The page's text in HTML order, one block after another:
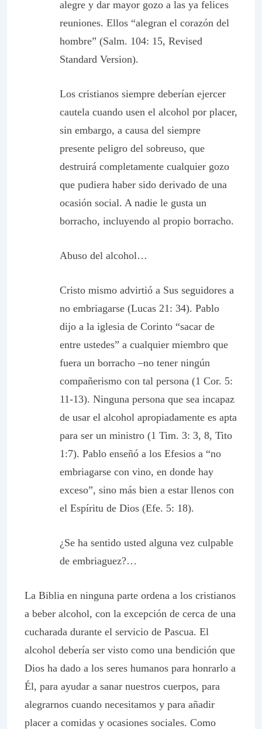
alegre y dar mayor gozo a las ya felices
reuniones. Ellos “alegran el corazón del
hombre” (Salm. 104: 15, Revised
Standard Version).
Los cristianos siempre deberían ejercer
cautela cuando usen el alcohol por placer,
sin embargo, a causa del siempre
presente peligro del sobreuso, que
destruirá completamente cualquier gozo
que pudiera haber sido derivado de una
ocasión social. A nadie le gusta un
borracho, incluyendo al propio borracho.
Abuso del alcohol…
Cristo mismo advirtió a Sus seguidores a
no embriagarse (Lucas 21: 34). Pablo
dijo a la iglesia de Corinto “sacar de
entre ustedes” a cualquier miembro que
fuera un borracho –no tener ningún
compañerismo con tal persona (1 Cor. 5:
11-13). Ninguna persona que sea incapaz
de usar el alcohol apropiadamente es apta
para ser un ministro (1 Tim. 3: 3, 8, Tito
1:7). Pablo enseñó a los Efesios a “no
embriagarse con vino, en donde hay
exceso”, sino más bien a estar llenos con
el Espíritu de Dios (Efe. 5: 18).
¿Se ha sentido usted alguna vez culpable
de embriaguez?…
La Biblia en ninguna parte ordena a los cristianos
a beber alcohol, con la excepción de cerca de una
cucharada durante el servicio de Pascua. El
alcohol debería ser visto como una bendición que
Dios ha dado a los seres humanos para honrarlo a
Él, para ayudar a sanar nuestros cuerpos, para
alegrarnos cuando necesitamos y para añadir
placer a comidas y ocasiones sociales. Como